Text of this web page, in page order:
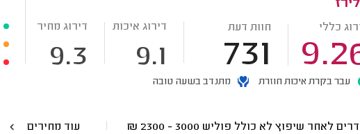
כללי חוות דעת
731
דירוג איכות
9.1
דירוג מחיר
9.3
עבר בקרת איכות חוזרת מתנדב בשעה טובה
3000 - 2300
₪ עוד מחירים